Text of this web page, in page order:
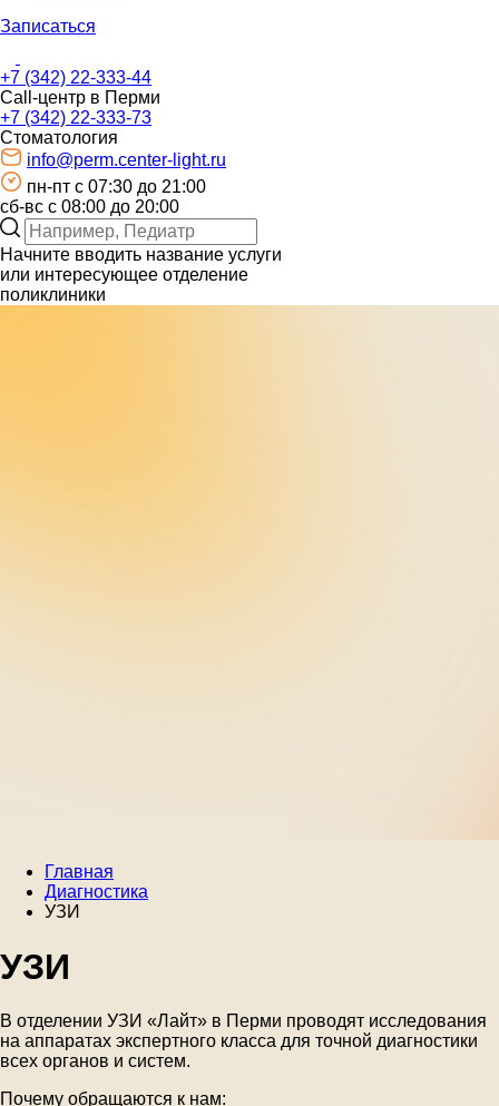
Записаться
+7 (342) 22-333-44
Call-центр в Перми
+7 (342) 22-333-73
Стоматология
info@perm.center-light.ru
пн-пт c 07:30 до 21:00
сб-вс с 08:00 до 20:00
Начните вводить название услуги
или интересующее отделение
поликлиники
Главная
Диагностика
УЗИ
УЗИ
В отделении УЗИ «Лайт» в Перми проводят исследования
на аппаратах экспертного класса для точной диагностики
всех органов и систем.
Почему обращаются к нам: